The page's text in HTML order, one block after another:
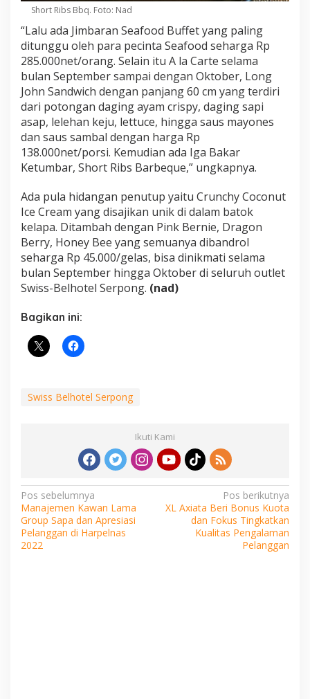
Short Ribs Bbq. Foto: Nad
“Lalu ada Jimbaran Seafood Buffet yang paling
ditunggu oleh para pecinta Seafood seharga Rp
285.000net/orang. Selain itu A la Carte selama
bulan September sampai dengan Oktober, Long
John Sandwich dengan panjang 60 cm yang terdiri
dari potongan daging ayam crispy, daging sapi
asap, lelehan keju, lettuce, hingga saus mayones
dan saus sambal dengan harga Rp
138.000net/porsi. Kemudian ada Iga Bakar
Ketumbar, Short Ribs Barbeque,” ungkapnya.
Ada pula hidangan penutup yaitu Crunchy Coconut
Ice Cream yang disajikan unik di dalam batok
kelapa. Ditambah dengan Pink Bernie, Dragon
Berry, Honey Bee yang semuanya dibandrol
seharga Rp 45.000/gelas, bisa dinikmati selama
bulan September hingga Oktober di seluruh outlet
Swiss-Belhotel Serpong. (nad)
Bagikan ini:
Swiss Belhotel Serpong
Ikuti Kami
Navigasi
pos
Pos sebelumnya
Manajemen Kawan Lama
Group Sapa dan Apresiasi
Pelanggan di Harpelnas
2022
Pos berikutnya
XL Axiata Beri Bonus Kuota
dan Fokus Tingkatkan
Kualitas Pengalaman
Pelanggan